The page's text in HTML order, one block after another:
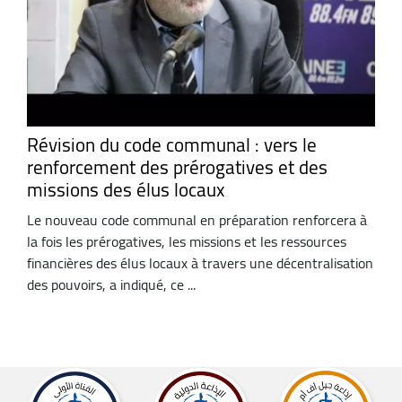
Révision du code communal : vers le
renforcement des prérogatives et des
missions des élus locaux
Le nouveau code communal en préparation renforcera à
la fois les prérogatives, les missions et les ressources
financières des élus locaux à travers une décentralisation
des pouvoirs, a indiqué, ce ...